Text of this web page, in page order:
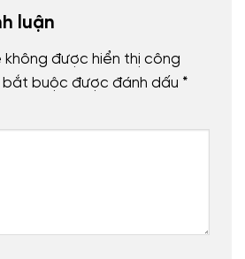
luận
không được hiển thị công
buộc được đánh dấu *